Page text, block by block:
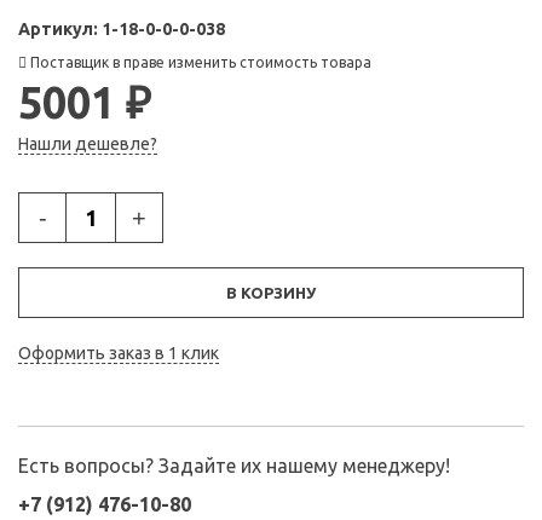
Артикул: 1-18-0-0-0-038
Поставщик в праве изменить стоимость товара
5001 ₽
Нашли дешевле?
- +
В КОРЗИНУ
Оформить заказ в 1 клик
Есть вопросы? Задайте их нашему менеджеру!
+7 (912) 476-10-80